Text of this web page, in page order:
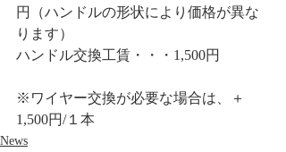
円（ハンドルの形状により価格が異な
ります）
ハンドル交換工賃・・・1,500円
※ワイヤー交換が必要な場合は、＋
1,500円/１本
News